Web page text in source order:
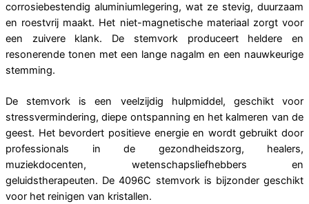
corrosiebestendig aluminiumlegering, wat ze stevig, duurzaam
en roestvrij maakt. Het niet-magnetische materiaal zorgt voor
een zuivere klank. De stemvork produceert heldere en
resonerende tonen met een lange nagalm en een nauwkeurige
stemming.
De stemvork is een veelzijdig hulpmiddel, geschikt voor
stressvermindering, diepe ontspanning en het kalmeren van de
geest. Het bevordert positieve energie en wordt gebruikt door
professionals in de gezondheidszorg, healers,
muziekdocenten, wetenschapsliefhebbers en
geluidstherapeuten. De 4096C stemvork is bijzonder geschikt
voor het reinigen van kristallen.